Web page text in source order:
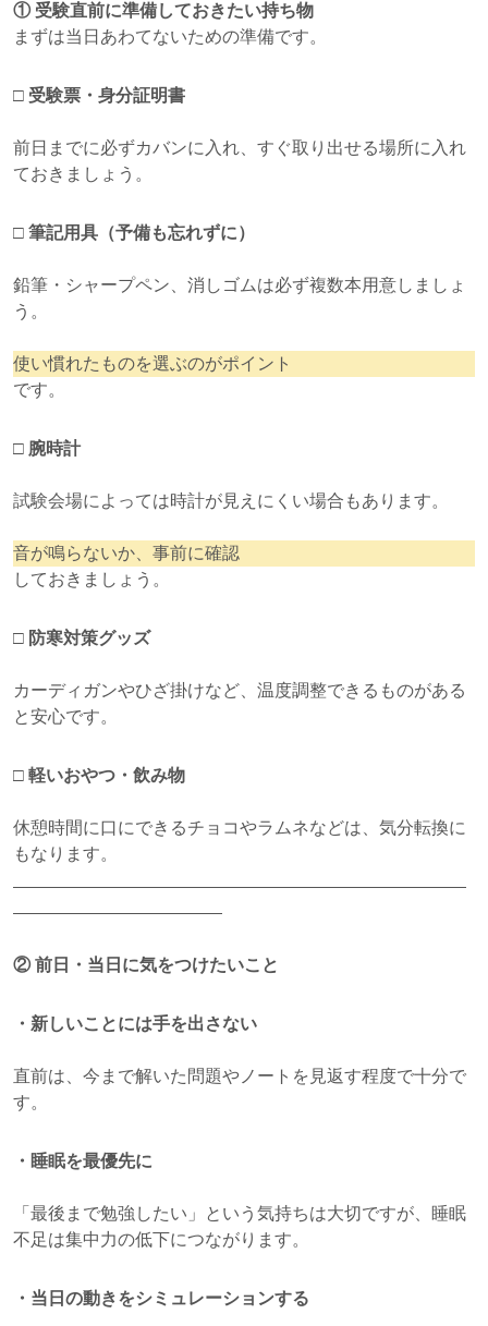
① 受験直前に準備しておきたい持ち物
まずは当日あわてないための準備です。
□ 受験票・身分証明書
前日までに必ずカバンに入れ、すぐ取り出せる場所に入れ
ておきましょう。
□ 筆記用具（予備も忘れずに）
鉛筆・シャープペン、消しゴムは必ず複数本用意しましょ
う。
使い慣れたものを選ぶのがポイント
です。
□ 腕時計
試験会場によっては時計が見えにくい場合もあります。
音が鳴らないか、事前に確認
しておきましょう。
□ 防寒対策グッズ
カーディガンやひざ掛けなど、温度調整できるものがある
と安心です。
□ 軽いおやつ・飲み物
休憩時間に口にできるチョコやラムネなどは、気分転換に
もなります。
②前日・当日に気をつけたいこと
・新しいことには手を出さない
直前は、今まで解いた問題やノートを見返す程度で十分で
す。
・睡眠を最優先に
「最後まで勉強したい」という気持ちは大切ですが、睡眠
不足は集中力の低下につながります。
・当日の動きをシミュレーションする